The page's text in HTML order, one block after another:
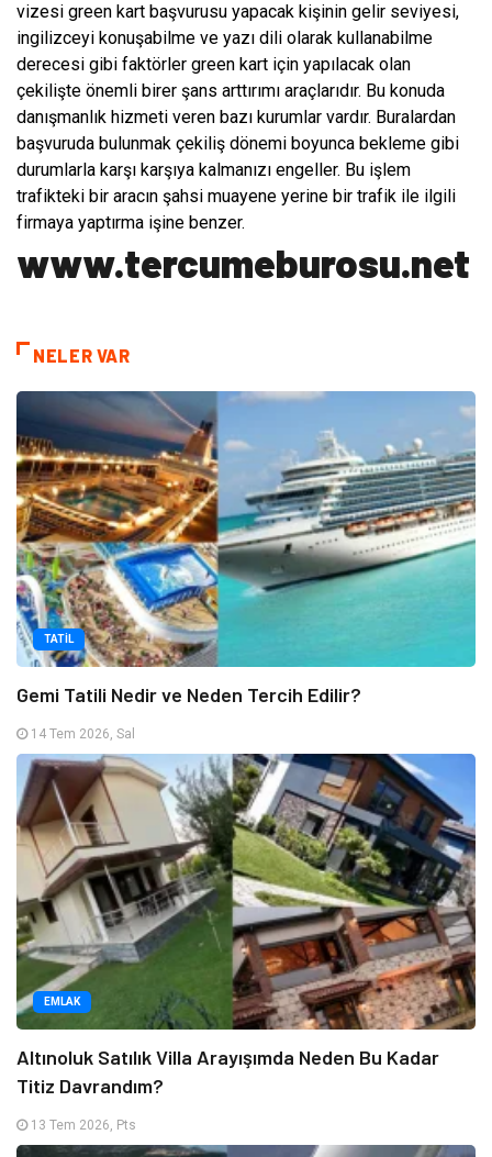
vizesi green kart başvurusu yapacak kişinin gelir seviyesi,
ingilizceyi konuşabilme ve yazı dili olarak kullanabilme
derecesi gibi faktörler green kart için yapılacak olan
çekilişte önemli birer şans arttırımı araçlarıdır. Bu konuda
danışmanlık hizmeti veren bazı kurumlar vardır. Buralardan
başvuruda bulunmak çekiliş dönemi boyunca bekleme gibi
durumlarla karşı karşıya kalmanızı engeller. Bu işlem
trafikteki bir aracın şahsi muayene yerine bir trafik ile ilgili
firmaya yaptırma işine benzer.
www.tercumeburosu.net
NELER VAR
TATIL
Gemi Tatili Nedir ve Neden Tercih Edilir?
14 Tem 2026, Sal
EMLAK
Altınoluk Satılık Villa Arayışımda Neden Bu Kadar
Titiz Davrandım?
13 Tem 2026, Pts